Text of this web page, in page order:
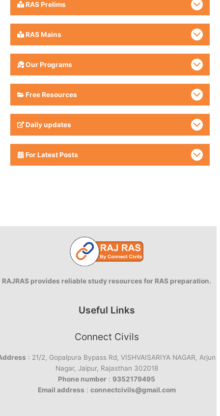
RAS Prelims
RAS Mains
Our Programs
Free Resources
Daily updates
For Latest Posts
RAJRAS provides reliable study resources for RAS preparation.
Useful Links
Connect Civils
: 21/2, Gopalpura Bypass Rd, VISHVAISARIYA NAGAR, Arjun
Nagar, Jaipur, Rajasthan 302018
Phone number : 9352179495
Email address : connectcivils@gmail.com